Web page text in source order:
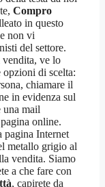
Compro
in questo
non vi
del settore.
ve lo
opzioni di scelta:
chiamare il
in evidenza sul
una mail
online.
pagina Internet
metallo grigio al
vendita. Siamo
a che fare con
, capirete da